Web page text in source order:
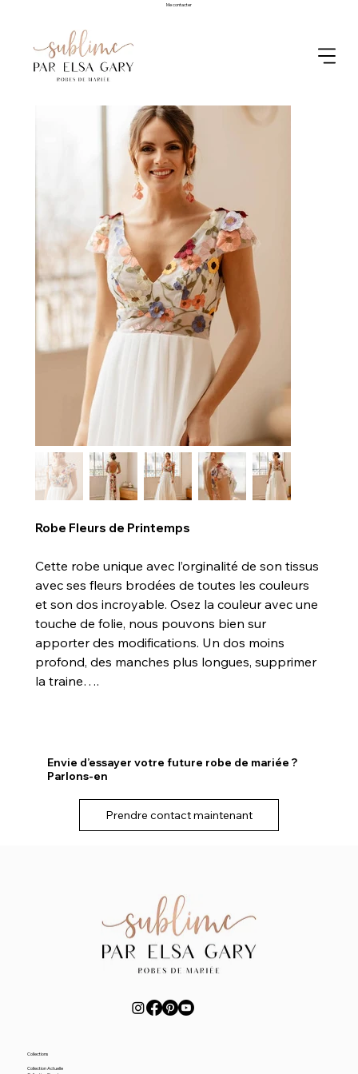
Me contacter
Robe Fleurs de Printemps
Cette robe unique avec l’orginalité de son tissus
avec ses fleurs brodées de toutes les couleurs
et son dos incroyable. Osez la couleur avec une
touche de folie, nous pouvons bien sur
apporter des modifications. Un dos moins
profond, des manches plus longues, supprimer
la traine….
Envie d’essayer votre future robe de mariée ?
Parlons-en
Prendre contact maintenant
Collections
Collection Actuelle